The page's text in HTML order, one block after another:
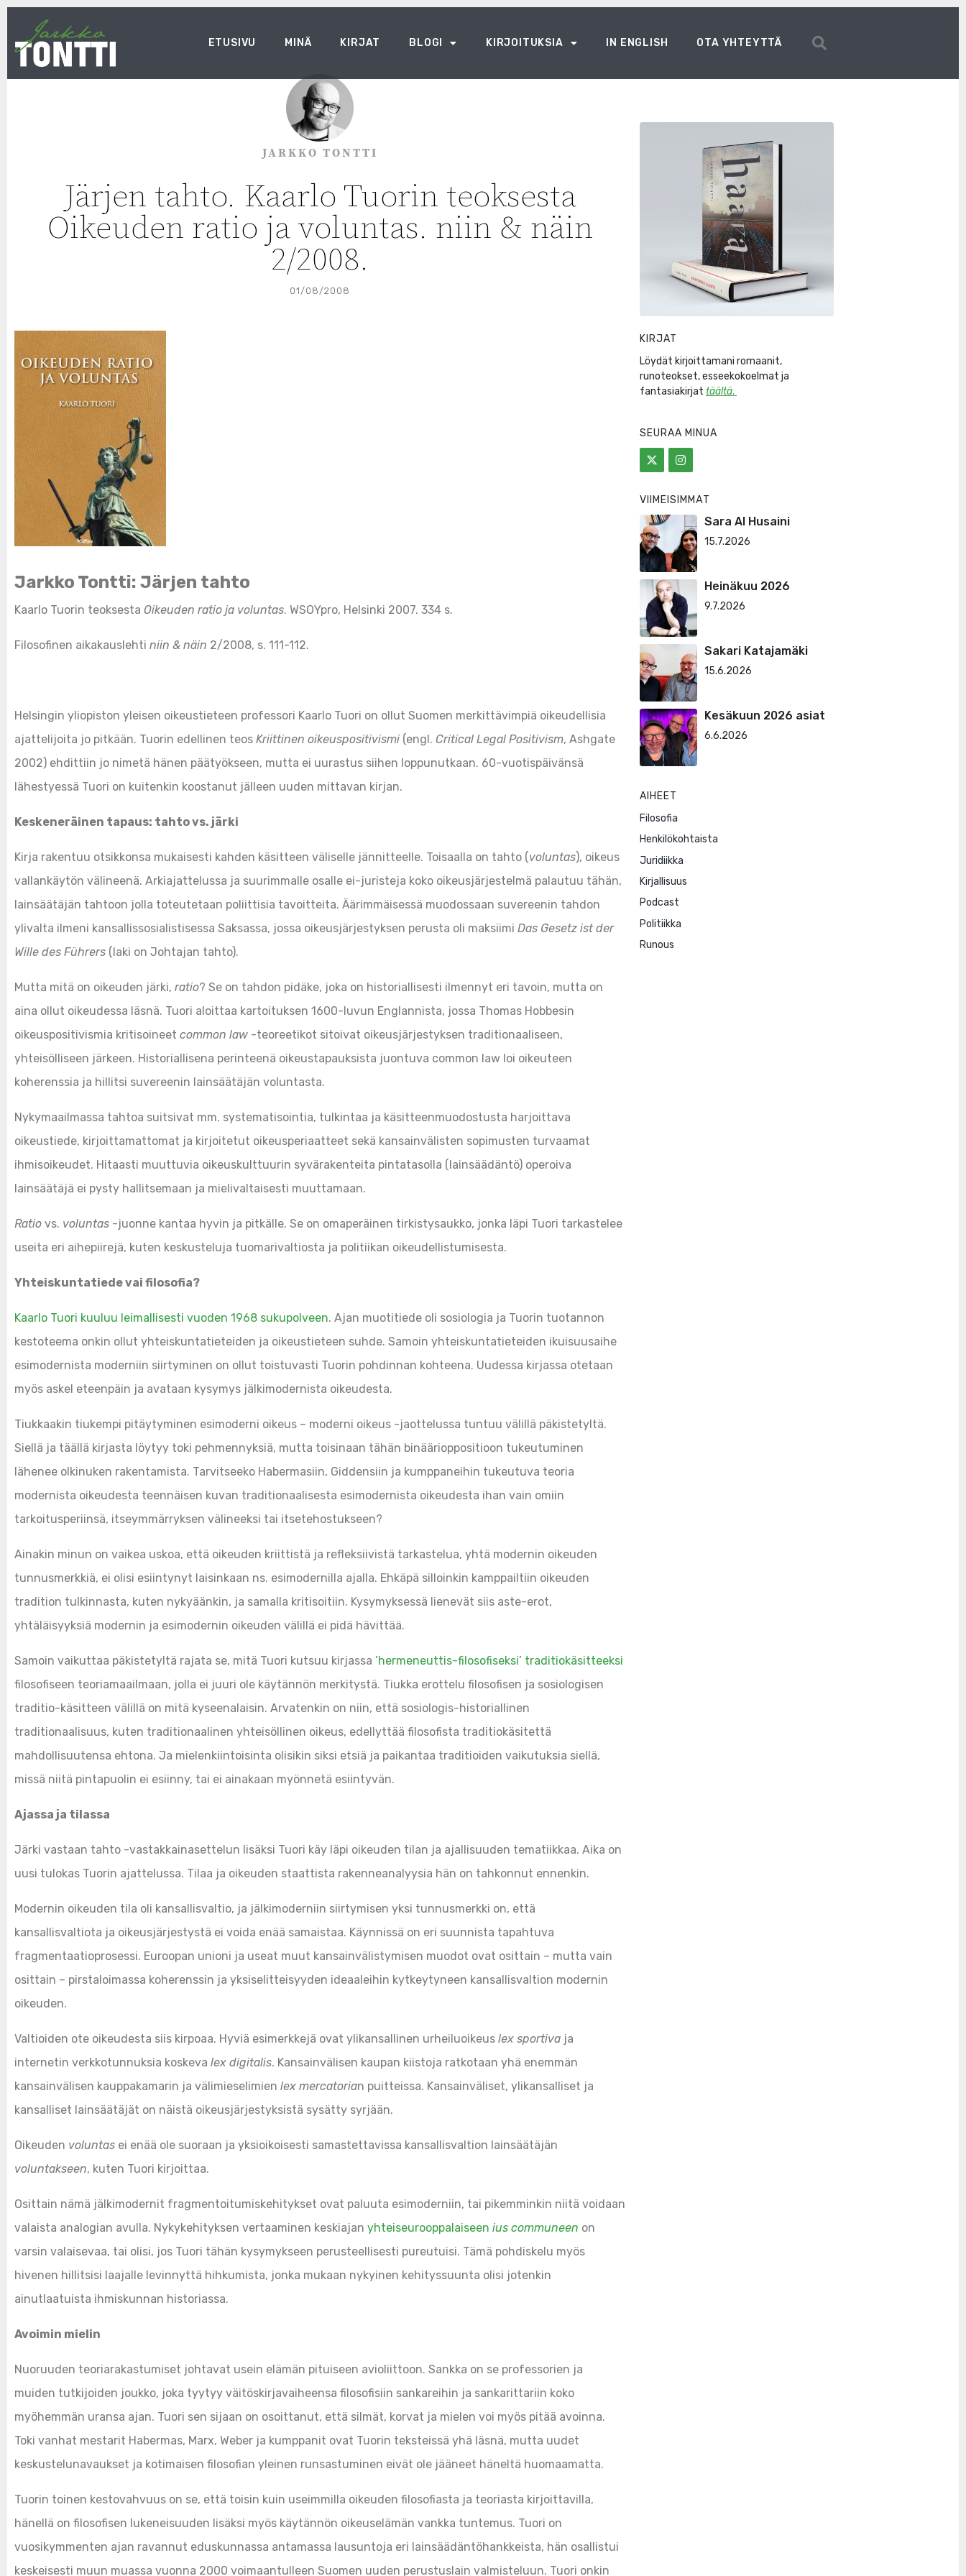
ETUSIVU MINÄ KIRJAT BLOGI KIRJOITUKSIA IN ENGLISH OTA YHTEYTTÄ
JARKKO TONTTI
Järjen tahto. Kaarlo Tuorin teoksesta
Oikeuden ratio ja voluntas. niin & näin
2/2008.
01/08/2008
Jarkko Tontti: Järjen tahto
Kaarlo Tuorin teoksesta Oikeuden ratio ja voluntas. WSOYpro, Helsinki 2007. 334 s.
Filosofinen aikakauslehti niin & näin 2/2008, s. 111-112.
Helsingin yliopiston yleisen oikeustieteen professori Kaarlo Tuori on ollut Suomen merkittävimpiä oikeudellisia
ajattelijoita jo pitkään. Tuorin edellinen teos Kriittinen oikeuspositivismi (engl. Critical Legal Positivism, Ashgate
2002) ehdittiin jo nimetä hänen päätyökseen, mutta ei uurastus siihen loppunutkaan. 60-vuotispäivänsä
lähestyessä Tuori on kuitenkin koostanut jälleen uuden mittavan kirjan.
Keskeneräinen tapaus: tahto vs. järki
Kirja rakentuu otsikkonsa mukaisesti kahden käsitteen väliselle jännitteelle. Toisaalla on tahto (voluntas), oikeus
vallankäytön välineenä. Arkiajattelussa ja suurimmalle osalle ei-juristeja koko oikeusjärjestelmä palautuu tähän,
lainsäätäjän tahtoon jolla toteutetaan poliittisia tavoitteita. Äärimmäisessä muodossaan suvereenin tahdon
ylivalta ilmeni kansallissosialistisessa Saksassa, jossa oikeusjärjestyksen perusta oli maksiimi Das Gesetz ist der
Wille des Führers (laki on Johtajan tahto).
Mutta mitä on oikeuden järki, ratio? Se on tahdon pidäke, joka on historiallisesti ilmennyt eri tavoin, mutta on
aina ollut oikeudessa läsnä. Tuori aloittaa kartoituksen 1600-luvun Englannista, jossa Thomas Hobbesin
oikeuspositivismia kritisoineet common law -teoreetikot sitoivat oikeusjärjestyksen traditionaaliseen,
yhteisölliseen järkeen. Historiallisena perinteenä oikeustapauksista juontuva common law loi oikeuteen
koherenssia ja hillitsi suvereenin lainsäätäjän voluntasta.
Nykymaailmassa tahtoa suitsivat mm. systematisointia, tulkintaa ja käsitteenmuodostusta harjoittava
oikeustiede, kirjoittamattomat ja kirjoitetut oikeusperiaatteet sekä kansainvälisten sopimusten turvaamat
ihmisoikeudet. Hitaasti muuttuvia oikeuskulttuurin syvärakenteita pintatasolla (lainsäädäntö) operoiva
lainsäätäjä ei pysty hallitsemaan ja mielivaltaisesti muuttamaan.
Ratio vs. voluntas -juonne kantaa hyvin ja pitkälle. Se on omaperäinen tirkistysaukko, jonka läpi Tuori tarkastelee
useita eri aihepiirejä, kuten keskusteluja tuomarivaltiosta ja politiikan oikeudellistumisesta.
Yhteiskuntatiede vai filosofia?
Kaarlo Tuori kuuluu leimallisesti vuoden 1968 sukupolveen. Ajan muotitiede oli sosiologia ja Tuorin tuotannon
kestoteema onkin ollut yhteiskuntatieteiden ja oikeustieteen suhde. Samoin yhteiskuntatieteiden ikuisuusaihe
esimodernista moderniin siirtyminen on ollut toistuvasti Tuorin pohdinnan kohteena. Uudessa kirjassa otetaan
myös askel eteenpäin ja avataan kysymys jälkimodernista oikeudesta.
Tiukkaakin tiukempi pitäytyminen esimoderni oikeus – moderni oikeus -jaottelussa tuntuu välillä päkistetyltä.
Siellä ja täällä kirjasta löytyy toki pehmennyksiä, mutta toisinaan tähän binäärioppositioon tukeutuminen
lähenee olkinuken rakentamista. Tarvitseeko Habermasiin, Giddensiin ja kumppaneihin tukeutuva teoria
modernista oikeudesta teennäisen kuvan traditionaalisesta esimodernista oikeudesta ihan vain omiin
tarkoitusperiinsä, itseymmärryksen välineeksi tai itsetehostukseen?
Ainakin minun on vaikea uskoa, että oikeuden kriittistä ja refleksiivistä tarkastelua, yhtä modernin oikeuden
tunnusmerkkiä, ei olisi esiintynyt laisinkaan ns. esimodernilla ajalla. Ehkäpä silloinkin kamppailtiin oikeuden
tradition tulkinnasta, kuten nykyäänkin, ja samalla kritisoitiin. Kysymyksessä lienevät siis aste-erot,
yhtäläisyyksiä modernin ja esimodernin oikeuden välillä ei pidä hävittää.
Samoin vaikuttaa päkistetyltä rajata se, mitä Tuori kutsuu kirjassa ’hermeneuttis-filosofiseksi’ traditiokäsitteeksi
filosofiseen teoriamaailmaan, jolla ei juuri ole käytännön merkitystä. Tiukka erottelu filosofisen ja sosiologisen
traditio-käsitteen välillä on mitä kyseenalaisin. Arvatenkin on niin, että sosiologis-historiallinen
traditionaalisuus, kuten traditionaalinen yhteisöllinen oikeus, edellyttää filosofista traditiokäsitettä
mahdollisuutensa ehtona. Ja mielenkiintoisinta olisikin siksi etsiä ja paikantaa traditioiden vaikutuksia siellä,
missä niitä pintapuolin ei esiinny, tai ei ainakaan myönnetä esiintyvän.
Ajassa ja tilassa
Järki vastaan tahto -vastakkainasettelun lisäksi Tuori käy läpi oikeuden tilan ja ajallisuuden tematiikkaa. Aika on
uusi tulokas Tuorin ajattelussa. Tilaa ja oikeuden staattista rakenneanalyysia hän on tahkonnut ennenkin.
Modernin oikeuden tila oli kansallisvaltio, ja jälkimoderniin siirtymisen yksi tunnusmerkki on, että
kansallisvaltiota ja oikeusjärjestystä ei voida enää samaistaa. Käynnissä on eri suunnista tapahtuva
fragmentaatioprosessi. Euroopan unioni ja useat muut kansainvälistymisen muodot ovat osittain – mutta vain
osittain – pirstaloimassa koherenssin ja yksiselitteisyyden ideaaleihin kytkeytyneen kansallisvaltion modernin
oikeuden.
Valtioiden ote oikeudesta siis kirpoaa. Hyviä esimerkkejä ovat ylikansallinen urheiluoikeus lex sportiva ja
internetin verkkotunnuksia koskeva lex digitalis. Kansainvälisen kaupan kiistoja ratkotaan yhä enemmän
kansainvälisen kauppakamarin ja välimieselimien lex mercatorian puitteissa. Kansainväliset, ylikansalliset ja
kansalliset lainsäätäjät on näistä oikeusjärjestyksistä sysätty syrjään.
Oikeuden voluntas ei enää ole suoraan ja yksioikoisesti samastettavissa kansallisvaltion lainsäätäjän
voluntakseen, kuten Tuori kirjoittaa.
Osittain nämä jälkimodernit fragmentoitumiskehitykset ovat paluuta esimoderniin, tai pikemminkin niitä voidaan
valaista analogian avulla. Nykykehityksen vertaaminen keskiajan yhteiseurooppalaiseen ius communeen on
varsin valaisevaa, tai olisi, jos Tuori tähän kysymykseen perusteellisesti pureutuisi. Tämä pohdiskelu myös
hivenen hillitsisi laajalle levinnyttä hihkumista, jonka mukaan nykyinen kehityssuunta olisi jotenkin
ainutlaatuista ihmiskunnan historiassa.
Avoimin mielin
Nuoruuden teoriarakastumiset johtavat usein elämän pituiseen avioliittoon. Sankka on se professorien ja
muiden tutkijoiden joukko, joka tyytyy väitöskirjavaiheensa filosofisiin sankareihin ja sankarittariin koko
myöhemmän uransa ajan. Tuori sen sijaan on osoittanut, että silmät, korvat ja mielen voi myös pitää avoinna.
Toki vanhat mestarit Habermas, Marx, Weber ja kumppanit ovat Tuorin teksteissä yhä läsnä, mutta uudet
keskustelunavaukset ja kotimaisen filosofian yleinen runsastuminen eivät ole jääneet häneltä huomaamatta.
Tuorin toinen kestovahvuus on se, että toisin kuin useimmilla oikeuden filosofiasta ja teoriasta kirjoittavilla,
hänellä on filosofisen lukeneisuuden lisäksi myös käytännön oikeuselämän vankka tuntemus. Tuori on
vuosikymmenten ajan ravannut eduskunnassa antamassa lausuntoja eri lainsäädäntöhankkeista, hän osallistui
keskeisesti muun muassa vuonna 2000 voimaantulleen Suomen uuden perustuslain valmisteluun. Tuori onkin
KIRJAT
Löydät kirjoittamani romaanit,
runoteokset, esseekokoelmat ja
fantasiakirjat täältä.
SEURAA MINUA
VIIMEISIMMÄT
Sara Al Husaini
15.7.2026
Heinäkuu 2026
9.7.2026
Sakari Katajamäki
15.6.2026
Kesäkuun 2026 asiat
6.6.2026
AIHEET
Filosofia
Henkilökohtaista
Juridiikka
Kirjallisuus
Podcast
Politiikka
Runous